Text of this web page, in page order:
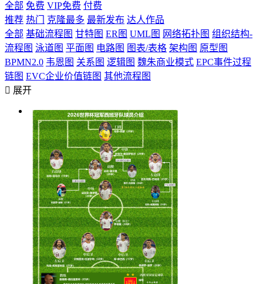
全部 免费 VIP免费 付费
推荐 热门 克隆最多 最新发布 达人作品
全部 基础流程图 甘特图 ER图 UML图 网络拓扑图 组织结构-
流程图 泳道图 平面图 电路图 图表/表格 架构图 原型图
BPMN2.0 韦恩图 关系图 逻辑图 魏朱商业模式 EPC事件过程
链图 EVC企业价值链图 其他流程图
 展开